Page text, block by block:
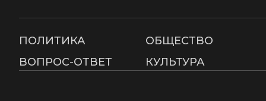
ПОЛИТИКА ОБЩЕСТВО
ВОПРОС-ОТВЕТ
КУЛЬТУРА